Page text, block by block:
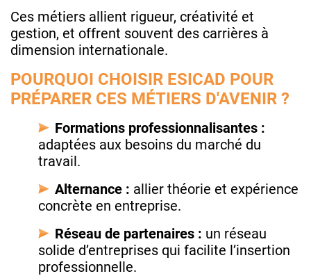
Ces métiers allient rigueur, créativité et
gestion, et offrent souvent des carrières à
dimension internationale.
POURQUOI CHOISIR ESICAD POUR
PRÉPARER CES MÉTIERS D'AVENIR ?
Formations professionnalisantes :
adaptées aux besoins du marché du
travail.
Alternance : allier théorie et expérience
concrète en entreprise.
Réseau de partenaires : un réseau
solide d’entreprises qui facilite l’insertion
professionnelle.